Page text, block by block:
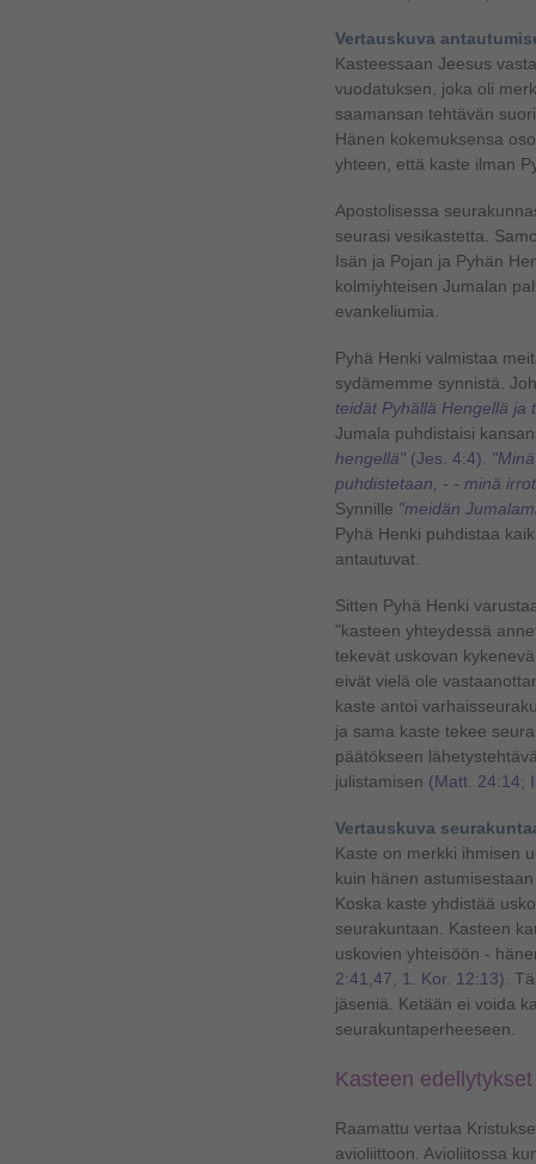
Vertauskuva
Kasteessaan Jeesus
vuodatuksen, joka oli
saamansan tehtävän
Hänen kokemuksensa
yhteen, että kaste ilman
Apostolisessa
seurasi vesikastetta.
Isän ja Pojan ja Pyhän
kolmiyhteisen Jumalan
evankeliumia.
Pyhä Henki valmistaa
sydämemme synnistä.
teidät Pyhällä Hengellä ja
Jumala puhdistaisi
hengellä" (Jes. 4:4).
puhdistetaan, - - minä
Synnille "meidän
Pyhä Henki puhdistaa
antautuvat.
Sitten Pyhä Henki
"kasteen yhteydessä
tekevät uskovan
eivät vielä ole
kaste antoi
ja sama kaste tekee
päätökseen
julistamisen (Matt. 24:14;
Vertauskuva
Kaste on merkki ihmisen
kuin hänen
Koska kaste yhdistää
seurakuntaan. Kasteen
uskovien yhteisöön -
2:41,47, 1. Kor. 12:13) .
jäseniä. Ketään ei voida
seurakuntaperheeseen.
Kasteen edellytykset
Raamattu vertaa
avioliittoon. Avioliitossa